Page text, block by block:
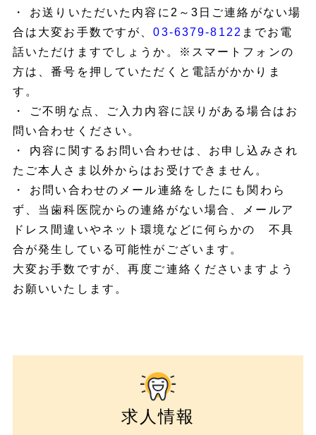
・ お送りいただいた内容に2～3日ご連絡がない場
合は大変お手数ですが、03-6379-8122 までお電
話いただけますでしょうか。※スマートフォンの
方は、番号を押していただくと電話がかかりま
す。
・ ご不明な点、ご入力内容に誤りがある場合はお
問い合わせください。
・ 内容に関するお問い合わせは、お申し込みされ
たご本人さま以外からはお受けできません。
・ お問い合わせのメール連絡をしたにも関わら
ず、当歯科医院からの連絡がない場合、メールア
ドレス間違いやネット環境などに何らかの 不具
合が発生している可能性がございます。
大変お手数ですが、再度ご連絡くださいますよう
お願いいたします。
求人情報